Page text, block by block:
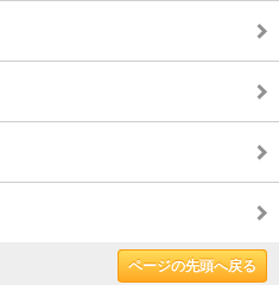
ページの先頭へ戻る